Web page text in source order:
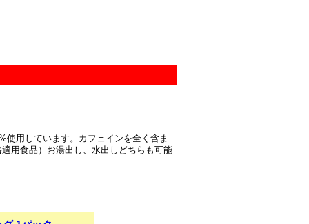
使用しています。カフェインを全く含ま
用食品）お湯出し、水出しどちらも可能